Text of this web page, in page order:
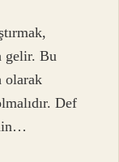
gelir. Bu
olarak
Def